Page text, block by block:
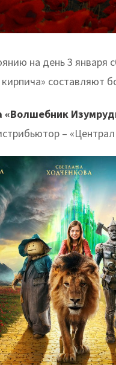
на день 3 января
составляют
«Волшебник
–